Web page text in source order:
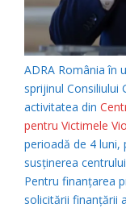
ADRA România în
sprijinul Consiliului
activitatea din
pentru Victimele
perioadă de 4 luni,
susținerea
Pentru finanțarea
solicitării finanțării